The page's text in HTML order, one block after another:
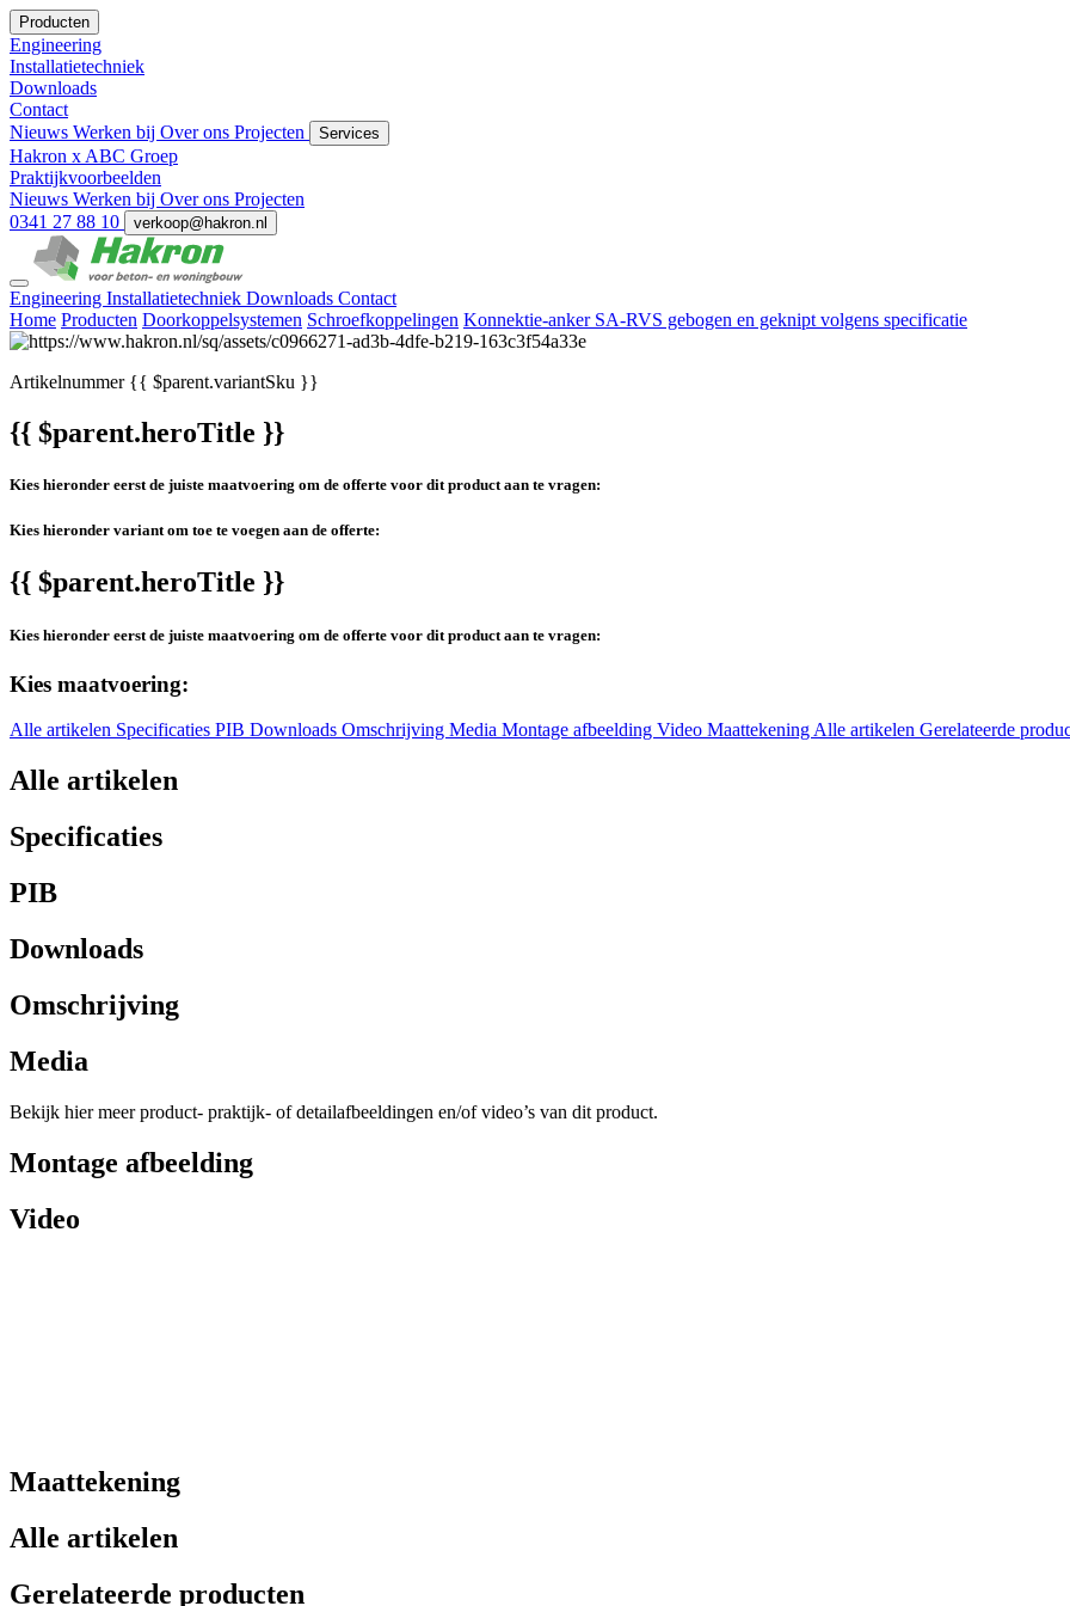
Producten
Engineering
Installatietechniek
Downloads
Contact
Nieuws Werken bij Over ons Projecten Services
Hakron x ABC Groep
Praktijkvoorbeelden
Nieuws Werken bij Over ons Projecten
0341 27 88 10
verkoop@hakron.nl
Engineering Installatietechniek Downloads Contact
Home Producten Doorkoppelsystemen Schroefkoppelingen Konnektie-anker SA-RVS gebogen en geknipt volgens specificatie
Artikelnummer{{ $parent.variantSku }}
{{ $parent.heroTitle }}
Kies hieronder eerst de juiste maatvoering om de offerte voor dit product aan te vragen:
Kies hieronder variant om toe te voegen aan de offerte:
{{ $parent.heroTitle }}
Kies hieronder eerst de juiste maatvoering om de offerte voor dit product aan te vragen:
Kies maatvoering:
Alle artikelen Specificaties PIB Downloads Omschrijving Media Montage afbeelding Video MaattekeningAlle artikelen Gerelateerde
Alle artikelen
Specificaties
PIB
Downloads
Omschrijving
Media
Bekijk hier meer product- praktijk- of detailafbeeldingen en/of video’s van dit product.
Montage afbeelding
Video
Maattekening
Alle artikelen
Gerelateerde producten